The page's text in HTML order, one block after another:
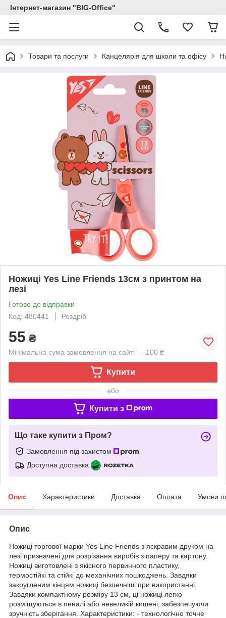
Інтернет-магазин "BIG-Office"
Товари та послуги Канцелярія для школи та офісу
Ножиці Yes Line Friends 13см з принтом на
лезі
Готово до відправки
Код: 480441
Роздріб
55 ₴
Мінімальна сума замовлення на сайті — 100 ₴
Купити
або
Купити з
Що таке купити з Пром?
Замовлення під захистом
Доступна доставка
Опис Характеристики Доставка Оплата Умови
Опис
Ножиці торгової марки Yes Line Friends з яскравим друком на
лезі призначені для розрізання виробів з паперу та картону.
Ножиці виготовлені з якісного первинного пластику,
термостійкі та стійкі до механічних пошкоджень. Завдяки
закругленим кінцям ножиці безпечніші при використанні.
Завдяки компактному розміру 13 см, ці ножиці легко
розміщуються в пеналі або невеликій кишені, забезпечуючи
зручність зберігання. Характеристики: - технологічно точне